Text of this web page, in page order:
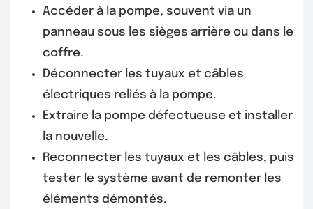
Accéder à la pompe, souvent via un
panneau sous les sièges arrière ou dans le
coffre.
Déconnecter les tuyaux et câbles
électriques reliés à la pompe.
Extraire la pompe défectueuse et installer
la nouvelle.
Reconnecter les tuyaux et les câbles, puis
tester le système avant de remonter les
éléments démontés.